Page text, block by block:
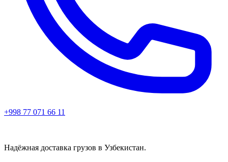
+998 77 071 66 11
Надёжная доставка грузов в Узбекистан.